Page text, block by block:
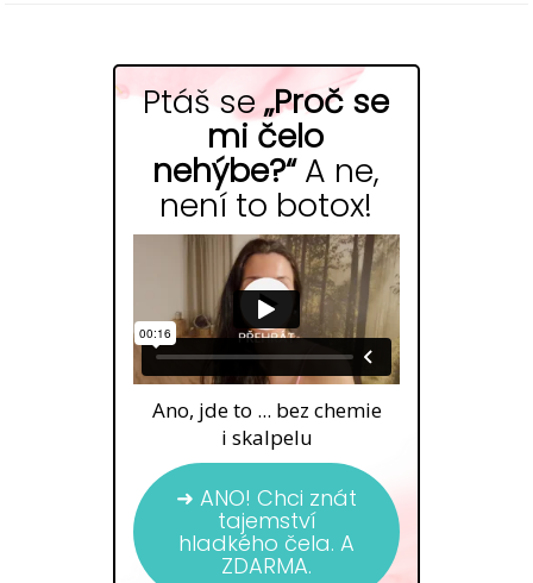
Ptáš se „Proč se
mi čelo
nehýbe?“A ne,
není to botox!
Ano, jde to ... bez chemie
i skalpelu
➜ ANO! Chci znát
tajemství
hladkého čela. A
ZDARMA.